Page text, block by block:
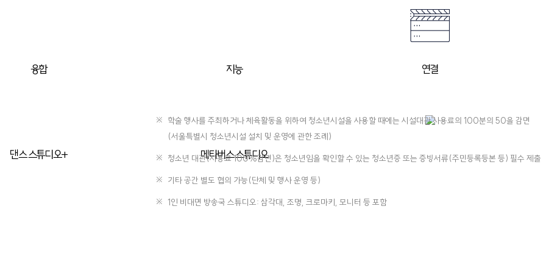
융합 지능 연결
댄스 스튜디오+ 메타버스 스튜디오
학술 행사를 주최하거나 체육활동을 위하여 청소년시설을 사용할 때에는 시설대관 사용료의 100분의 50을 감면
(서울특별시 청소년시설 설치 및 운영에 관한 조례)
청소년 대관(사용료 100%감면)은 청소년임을 확인할 수 있는 청소년증 또는 증빙서류(주민등록등본 등) 필수 제출
기타 공간 별도 협의 가능(단체 및 행사 운영 등)
1인 비대면 방송국 스튜디오: 삼각대, 조명, 크로마키, 모니터 등 포함